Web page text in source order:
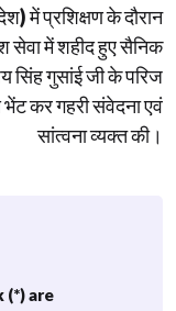
में प्रशिक्षण के दौरान
सेवा में शहीद हुए सैनिक
सिंह गुसांई जी के परिज
भेंट कर गहरी संवेदना एवं
सांत्वना व्यक्त की।
(*) are